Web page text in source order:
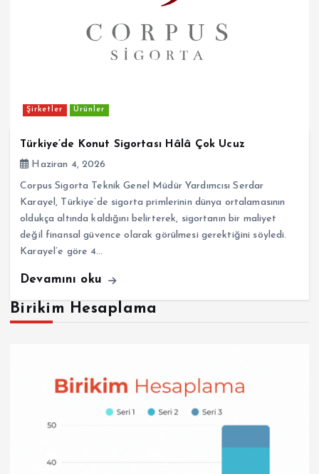
Şirketler Ürünler
Türkiye’de Konut Sigortası Hâlâ Çok Ucuz
Haziran 4, 2026
Corpus Sigorta Teknik Genel Müdür Yardımcısı Serdar
Karayel, Türkiye’de sigorta primlerinin dünya ortalamasının
oldukça altında kaldığını belirterek, sigortanın bir maliyet
değil finansal güvence olarak görülmesi gerektiğini söyledi.
Karayel’e göre 4…
Devamını oku
Birikim Hesaplama